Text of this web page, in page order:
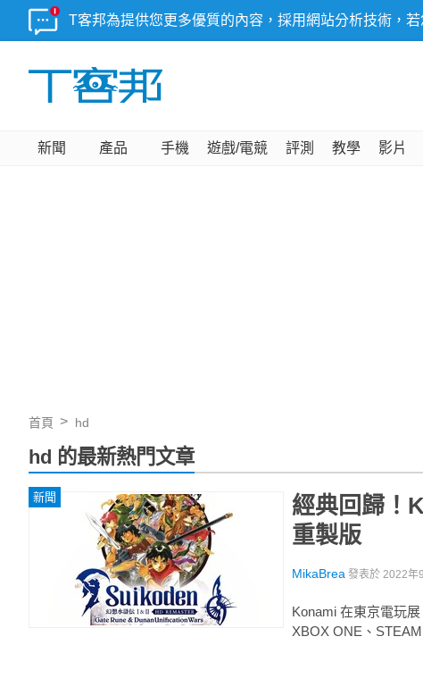
T客邦為提供您更多優質的內容，採用網站分析技術，
新聞 產品 手機 遊戲/電競 評測 教學 影片
首頁 hd
hd 的最新熱門文章
新聞
經典回歸！
重製版
MikaBrea 發表於 2022年
Konami 在東京電玩
XBOX ONE、